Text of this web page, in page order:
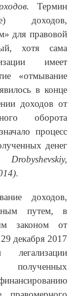
Термин
доходов,
для правовой
хотя сама
имеет
«отмывание
в конце
доходов от
оборота
процесс
денег
Drobyshevskiy,
.
доходов,
путем, в
законом от
декабря 2017